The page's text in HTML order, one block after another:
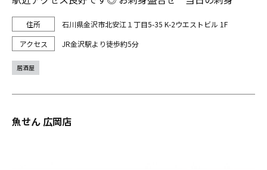
石川県金沢市北安江１丁目5-35 K-2ウエストビル 1F
JR金沢駅より徒歩約5分
居酒屋
魚せん 広岡店